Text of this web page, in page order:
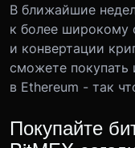
В ближайшие
к более широкому
и конвертации
сможете покупать
в Ethereum - так
Покупайте